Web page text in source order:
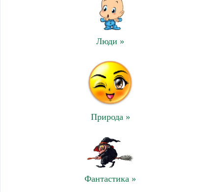
Люди »
Природа »
Фантастика »